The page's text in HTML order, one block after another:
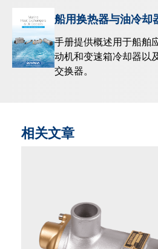
船用换热器与油冷却
手册提供概述用于船舶
动机和变速箱冷却器以
交换器。
相关文章